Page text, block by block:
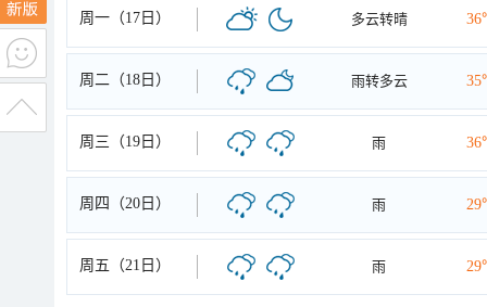
周一（17日） 多云转晴
周二（18日） 雨转多云
周三（19日） 雨
周四（20日） 雨
周五（21日） 雨